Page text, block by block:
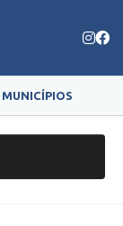
MUNICÍPIOS